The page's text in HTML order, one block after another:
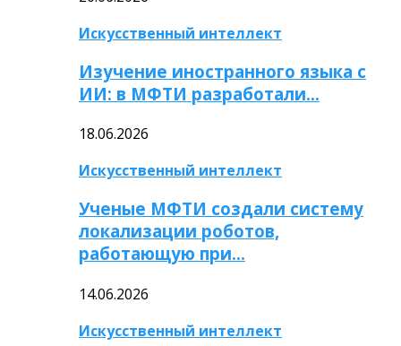
Искусственный интеллект
Изучение иностранного языка с
ИИ: в МФТИ разработали…
18.06.2026
Искусственный интеллект
Ученые МФТИ создали систему
локализации роботов,
работающую при…
14.06.2026
Искусственный интеллект